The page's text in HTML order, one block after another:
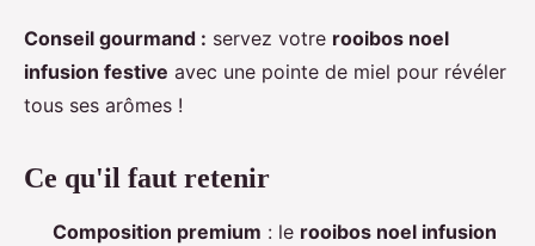
Conseil gourmand : servez votre rooibos noel
infusion festive avec une pointe de miel pour révéler
tous ses arômes !
Ce qu'il faut retenir
Composition premium : le rooibos noel infusion